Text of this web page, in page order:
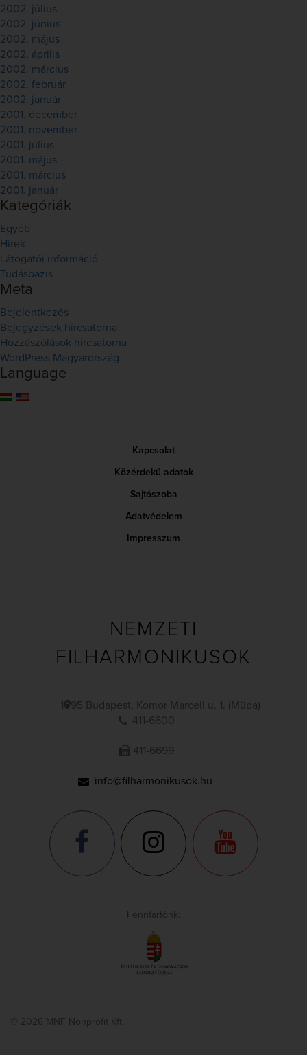
2002. július
2002. június
2002. május
2002. április
2002. március
2002. február
2002. január
2001. december
2001. november
2001. július
2001. május
2001. március
2001. január
Kategóriák
Egyéb
Hírek
Látogatói információ
Tudásbázis
Meta
Bejelentkezés
Bejegyzések hírcsatorna
Hozzászólások hírcsatorna
WordPress Magyarország
Language
Kapcsolat
Közérdekű adatok
Sajtószoba
Adatvédelem
Impresszum
NEMZETI
FILHARMONIKUSOK
1095 Budapest, Komor Marcell u. 1. (Müpa)
411-6600
411-6699
info@filharmonikusok.hu
Fenntartónk:
© 2026 MNF Nonprofit Kft.